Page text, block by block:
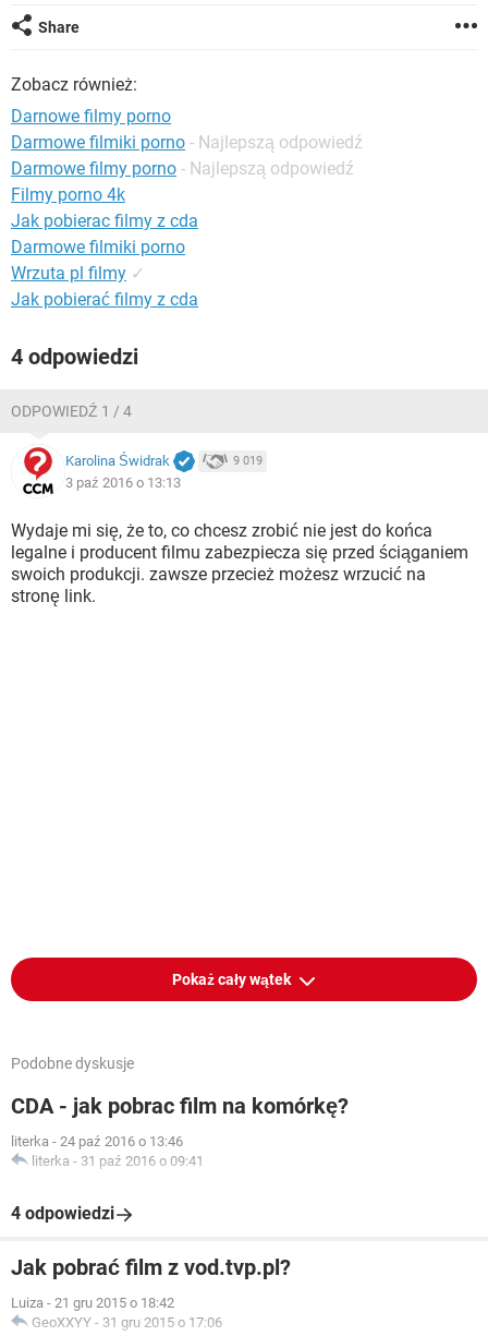
Share
Zobacz również:
Darnowe filmy porno
Darmowe filmiki porno - Najlepszą odpowiedź
Darmowe filmy porno - Najlepszą odpowiedź
Filmy porno 4k
Jak pobierac filmy z cda
Darmowe filmiki porno
Wrzuta pl filmy ✓
Jak pobierać filmy z cda
4 odpowiedzi
ODPOWIEDŹ 1 / 4
Karolina Świdrak 9 019
3 paź 2016 o 13:13
Wydaje mi się, że to, co chcesz zrobić nie jest do końca
legalne i producent filmu zabezpiecza się przed ściąganiem
swoich produkcji. zawsze przecież możesz wrzucić na
stronę link.
Pokaż cały wątek
Podobne dyskusje
CDA - jak pobrac film na komórkę?
literka - 24 paź 2016 o 13:46
literka - 31 paź 2016 o 09:41
4 odpowiedzi
Jak pobrać film z vod.tvp.pl?
Luiza - 21 gru 2015 o 18:42
GeoXXYY - 31 gru 2015 o 17:06